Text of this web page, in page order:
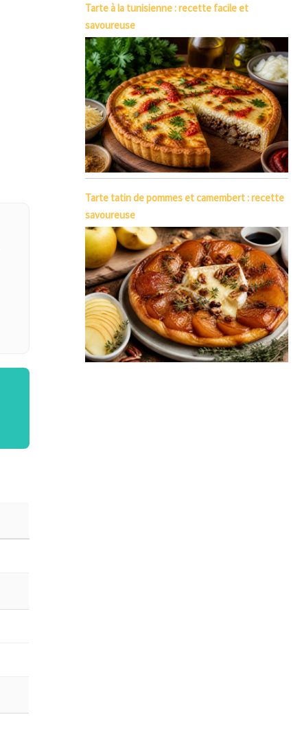
Tarte à la tunisienne : recette facile et
savoureuse
Tarte tatin de pommes et camembert : recette
savoureuse